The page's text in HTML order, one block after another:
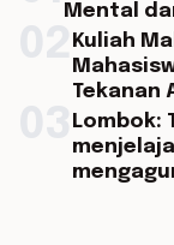
Mental
Kuliah
Tekanan
Lombok: